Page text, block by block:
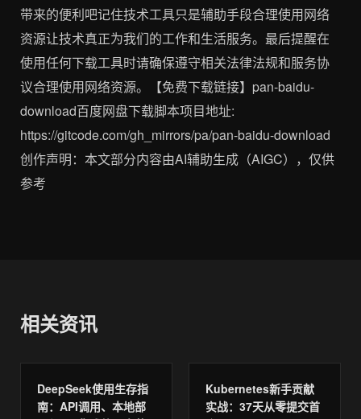
带来的便利吧记住技术工具只是辅助手段合理使用网络
资源让技术真正为我们的工作和生活服务。最后提醒在
使用任何下载工具时请确保遵守相关法律法规和服务协
议合理使用网络资源。【免费下载链接】pan-baidu-
download百度网盘下载脚本项目地址:
https://gitcode.com/gh_mirrors/pa/pan-baidu-download
创作声明：本文部分内容由AI辅助生成（AIGC），仅供
参考
相关资讯
DeepSeek使用生存指
南：API调用、本地部
Kubernetes新手贡献
实战：37天从零提交首